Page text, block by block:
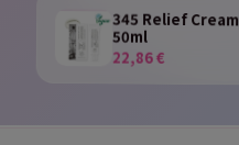
345 Relief Cream
50ml
22,86 €